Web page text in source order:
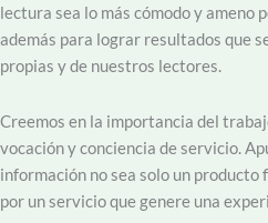
lectura sea lo más cómodo y ameno
además para lograr resultados que
propias y de nuestros lectores.
Creemos en la importancia del
vocación y conciencia de servicio.
información no sea solo un producto
por un servicio que genere una